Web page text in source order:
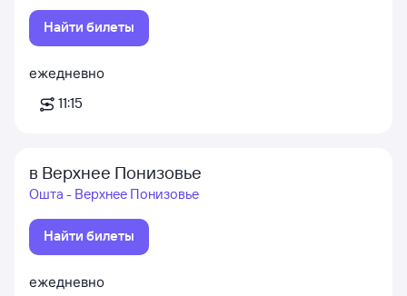
Найти билеты
ежедневно
11:15
в Верхнее Понизовье
Ошта - Верхнее Понизовье
Найти билеты
ежедневно